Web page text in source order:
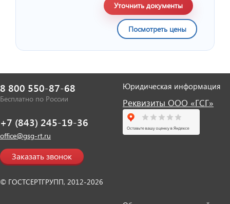
Уточнить документы
Посмотреть цены
8 800 550-87-68
Бесплатно по России
+7 (843) 245-19-36
office@gsg-rt.ru
Заказать звонок
© ГОСТСЕРТГРУПП, 2012-2026
Юридическая информация
Реквизиты ООО «ГСГ»